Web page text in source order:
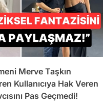
Merve Taşkın
Kullanıcıya Hak Veren
Pas Geçmedi!